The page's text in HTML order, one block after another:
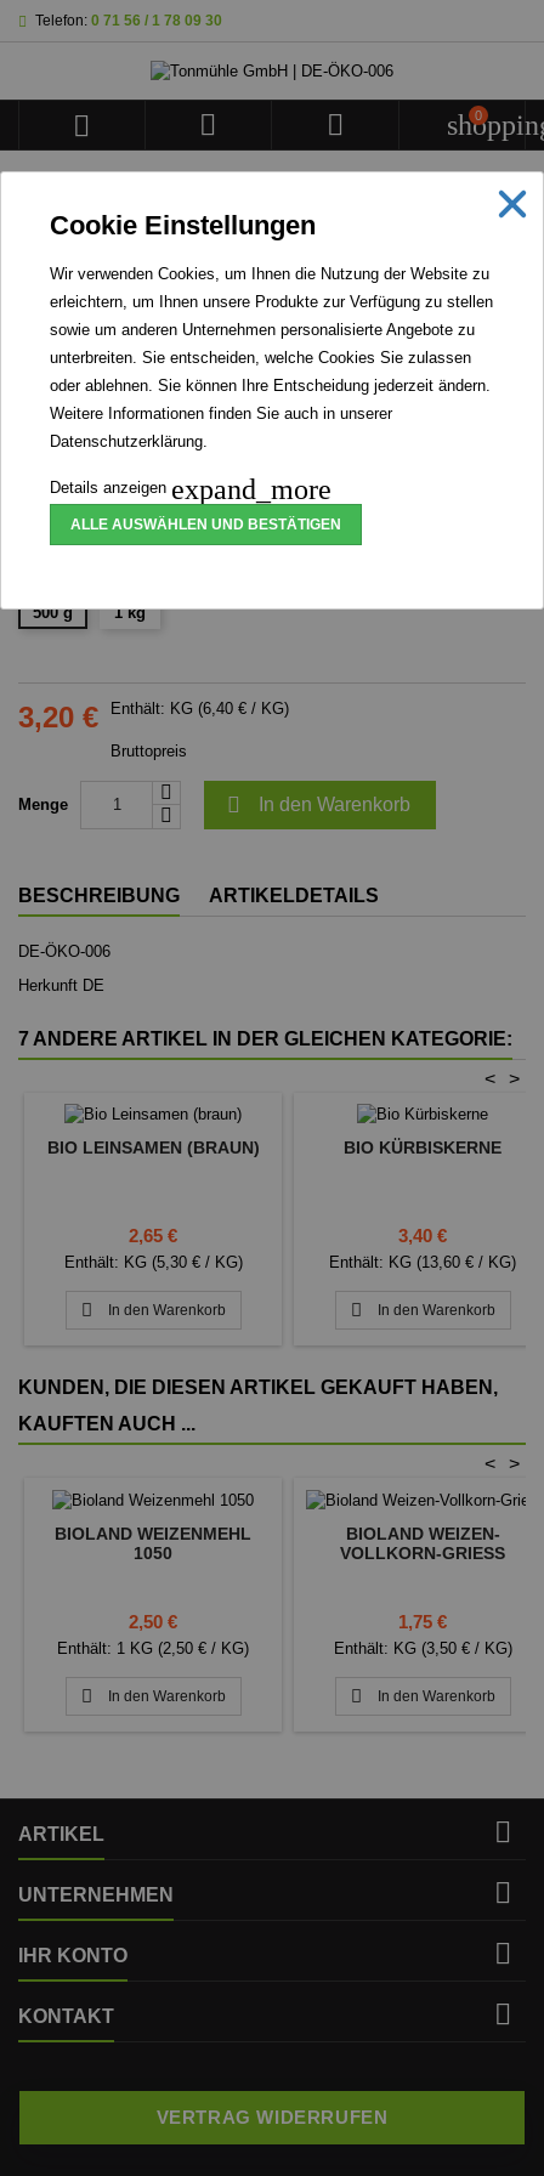
Telefon: 0 71 56 / 1 78 09 30
   0
WIR STELLEN KEINERLEI INSEKTENPRODUKTE
HER NOCH VERARBEITEN WIR WELCHE.
Bio Grünkern
Artikel-Nr. 150010 Marke Tonmühle
500 g
1 kg
3,20 € Enthält: KG (6,40 € / KG)
Bruttopreis
Menge  In den Warenkorb
BESCHREIBUNG ARTIKELDETAILS
DE-ÖKO-006
Herkunft DE
7 ANDERE ARTIKEL IN DER GLEICHEN KATEGORIE:
>
<
BIO LEINSAMEN (BRAUN)
Preis
2,65 €
Enthält: KG (5,30 € / KG)
 In den Warenkorb
BIO KÜRBISKERNE
Preis
3,40 €
Enthält: KG (13,60 € / KG)
 In den Warenkorb
KUNDEN, DIE DIESEN ARTIKEL GEKAUFT HABEN,
KAUFTEN AUCH ...
>
<
BIOLAND WEIZENMEHL
1050
Preis
2,50 €
Enthält: 1 KG (2,50 € / KG)
 In den Warenkorb
BIOLAND WEIZEN-
VOLLKORN-GRIESS
Preis
1,75 €
Enthält: KG (3,50 € / KG)
 In den Warenkorb
ARTIKEL 
UNTERNEHMEN 
IHR KONTO 
KONTAKT 
VERTRAG WIDERRUFEN
Cookie Einstellungen
Wir verwenden Cookies, um Ihnen die Nutzung der Website zu
erleichtern, um Ihnen unsere Produkte zur Verfügung zu stellen
sowie um anderen Unternehmen personalisierte Angebote zu
unterbreiten. Sie entscheiden, welche Cookies Sie zulassen
oder ablehnen. Sie können Ihre Entscheidung jederzeit ändern.
Weitere Informationen finden Sie auch in unserer
Datenschutzerklärung.
Details anzeigen expand_more
ALLE AUSWÄHLEN UND BESTÄTIGEN